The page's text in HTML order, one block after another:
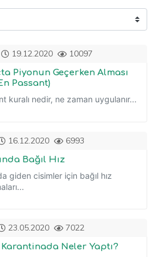
19.12.2020 10097
Piyonun Geçerken Alması
Passant)
kuralı nedir, ne zaman uygulanır...
16.12.2020 6993
Bağıl Hız
giden cisimler için bağıl hız
23.05.2020 7022
Neler Yaptı?